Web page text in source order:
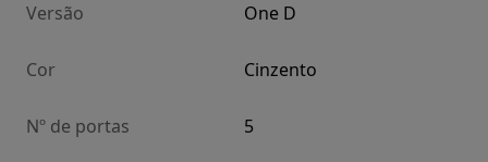
Versão One D
Cor Cinzento
Nº de portas 5